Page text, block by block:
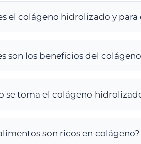
el colágeno hidrolizado y para
son los beneficios del
se toma el colágeno
son ricos en colágeno?